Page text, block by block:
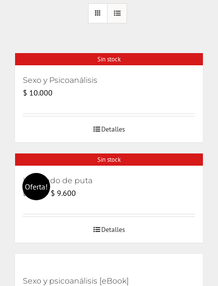
Sin stock
Sexo y Psicoanálisis
$ 10.000
Detalles
Sin stock
Oferta!
Haciendo de puta
$
El
original
$ 9.600
actual
Detalles
Sexo y psicoanálisis [eBook]